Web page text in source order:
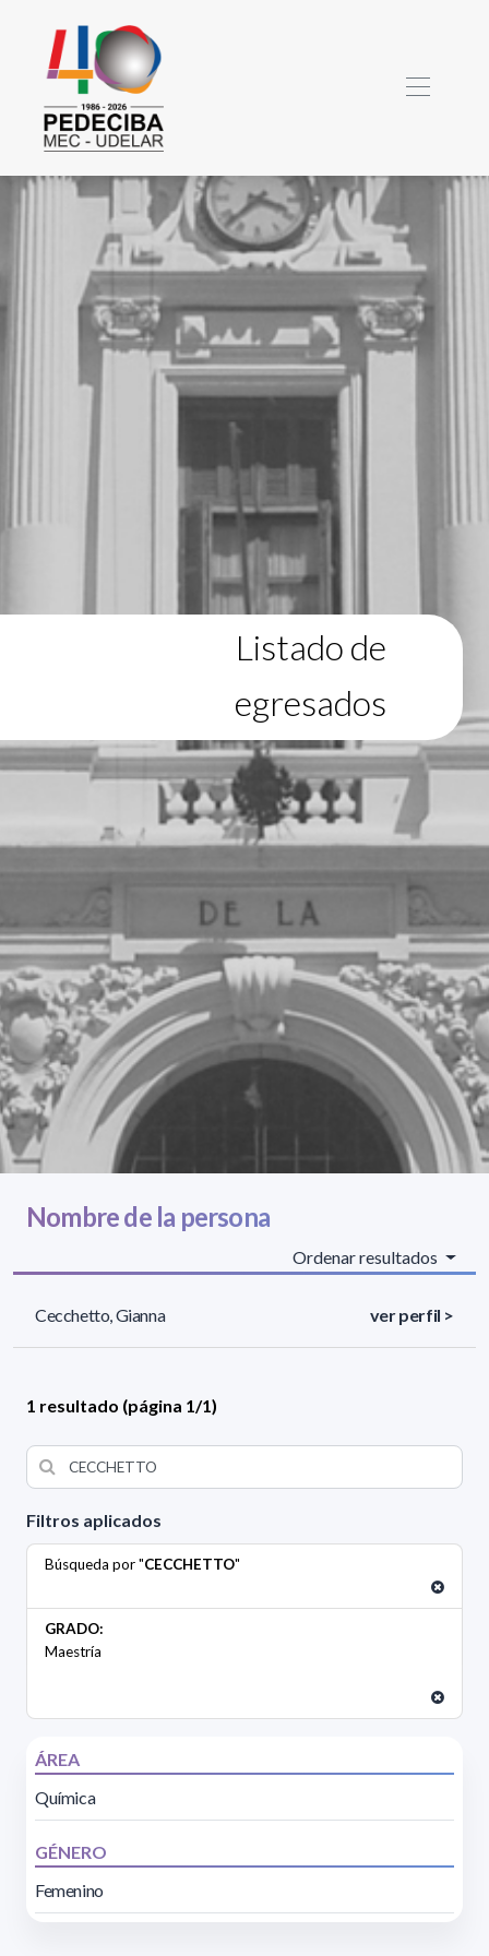
Listado de
egresados
Filtros aplicados
Búsqueda por "CECCHETTO"
GRADO:
Maestría
ÁREA
Química
GÉNERO
Femenino
Nombre de la persona
Ordenar resultados
Cecchetto, Gianna ver perfil >
1 resultado (página 1/1)